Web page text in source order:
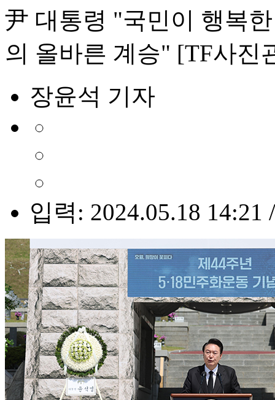
尹 대통령 "국민이 행복
의 올바른 계승" [TF사진
장윤석 기자
입력: 2024.05.18 14:21